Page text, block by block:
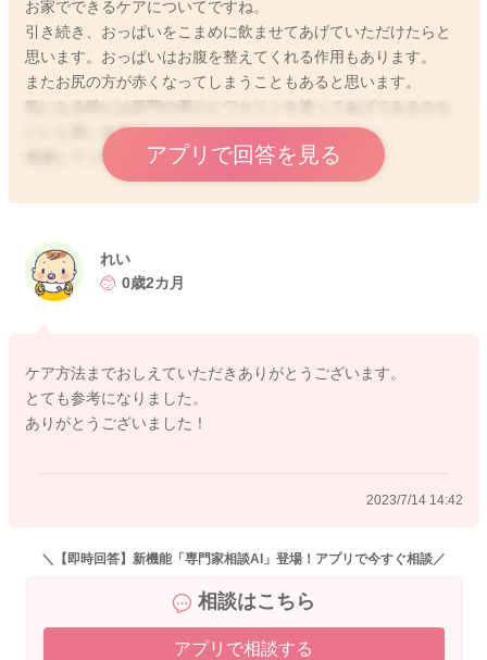
お家でできるケアについてですね。
引き続き、おっぱいをこまめに飲ませてあげていただけたらと
思います。おっぱいはお腹を整えてくれる作用もあります。
またお尻の方が赤くなってしまうこともあると思います。
気になる時には肛門の周りにワセリンを塗ってあげてみるのも
いいと思いますよ。
保護してくれることになります。
よかったら参考になさってみてください。
アプリで回答を見る
れい
0歳2カ月
ケア方法までおしえていただきありがとうございます。
とても参考になりました。
ありがとうございました！
2023/7/14 14:42
＼【即時回答】新機能「専門家相談AI」登場！アプリで今すぐ相談／
相談はこちら
アプリで相談する